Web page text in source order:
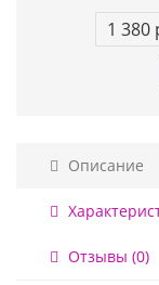
1 380
Описание
Отзывы (0)